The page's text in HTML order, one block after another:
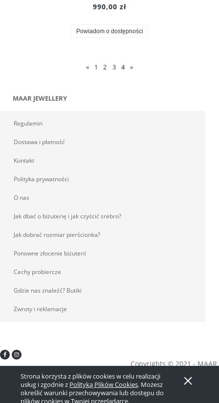
Strona korzysta z plików cookies w celu realizacji
usług i zgodnie z Polityką Plików Cookies. Możesz
określić warunki przechowywania lub dostępu do
plików cookies w Twojej przeglądarce.
990,00 zł
Powiadom o dostępności
« 1 2 3 4 »
MAAR JEWELLERY
Regulamin
Dostawa i płatność
Kontakt
Polityka prywatności
O nas
Jak dbać o biżuterię i jak czyścić srebro?
Jak dobrać rozmiar pierścionka?
Ponowne złocenie biżuterii
Cechy probiercze
Gdzie nas znaleźć? Butiki
Zwroty i reklamacje
Copyrights © 2021 - MAAR.
Pokaż pełną wersję strony
Sklep internetowy Shoper.pl